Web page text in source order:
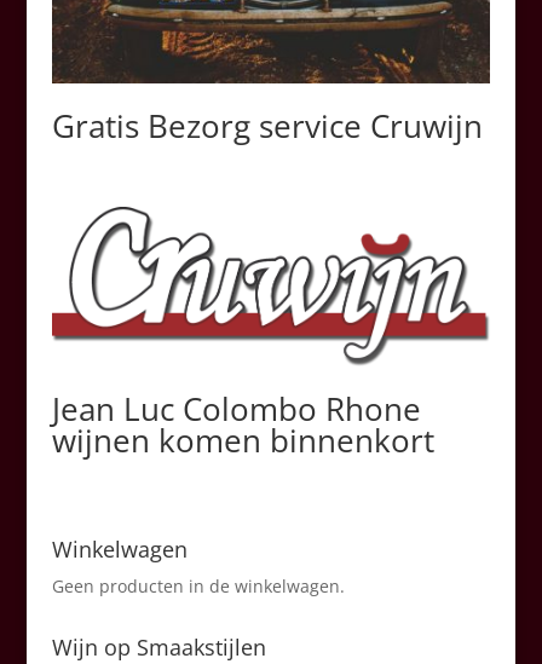
Gratis Bezorg service Cruwijn
Jean Luc Colombo Rhone
wijnen komen binnenkort
Winkelwagen
Geen producten in de winkelwagen.
Wijn op Smaakstijlen